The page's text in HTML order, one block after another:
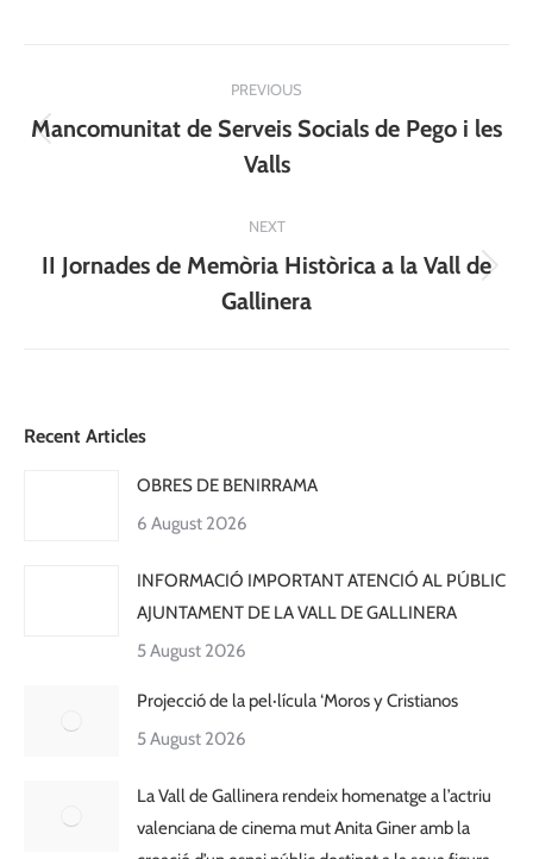
navigation
PREVIOUS
Previous
post:
Mancomunitat de Serveis Socials de Pego i les
Valls
NEXT
Next
post:
II Jornades de Memòria Històrica a la Vall de
Gallinera
Recent Articles
OBRES DE BENIRRAMA
6 August 2026
INFORMACIÓ IMPORTANT ATENCIÓ AL PÚBLIC
AJUNTAMENT DE LA VALL DE GALLINERA
5 August 2026
Projecció de la pel·lícula ‘Moros y Cristianos
5 August 2026
La Vall de Gallinera rendeix homenatge a l’actriu
valenciana de cinema mut Anita Giner amb la